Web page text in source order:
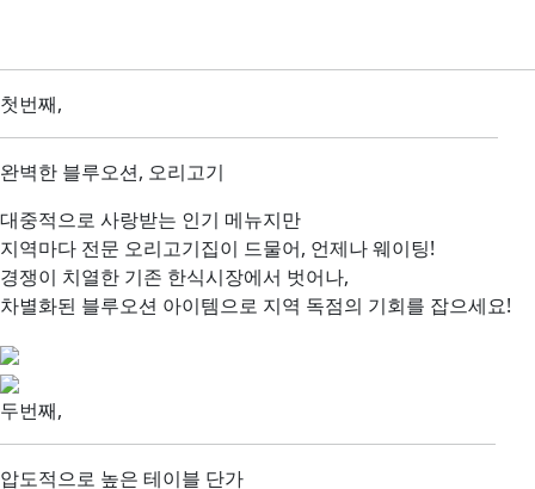
첫번째,
완벽한 블루오션, 오리고기
대중적으로 사랑받는 인기 메뉴지만
지역마다 전문 오리고기집이 드물어, 언제나 웨이팅!
경쟁이 치열한 기존 한식시장에서 벗어나,
차별화된 블루오션 아이템으로 지역 독점의 기회를 잡으세요!
두번째,
압도적으로 높은 테이블 단가